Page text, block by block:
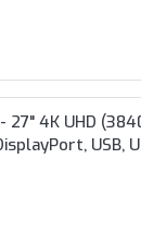
4K UHD
USB,